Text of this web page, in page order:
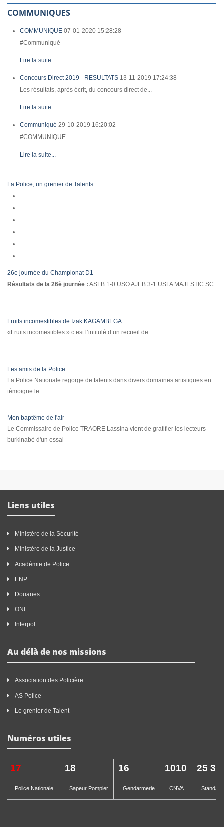
COMMUNIQUES
COMMUNIQUE 07-01-2020 15:28:28
#Communiqué
Lire la suite...
Concours Direct 2019 - RESULTATS 13-11-2019 17:24:38
Les résultats, après écrit, du concours direct de...
Lire la suite...
Communiqué 29-10-2019 16:20:02
#COMMUNIQUE
Lire la suite...
La Police, un grenier de Talents
26e journée du Championat D1
Résultats de la 26è journée : ASFB 1-0 USO AJEB 3-1 USFA MAJESTIC SC
Fruits incomestibles de Izak KAGAMBEGA
«Fruits incomestibles » c’est l’intitulé d’un recueil de
Les amis de la Police
La Police Nationale regorge de talents dans divers domaines artistiques en
témoigne le
Mon baptême de l'air
Le Commissaire de Police TRAORE Lassina vient de gratifier les lecteurs
burkinabè d'un essai
Liens utiles
Ministère de la Sécurité
Ministère de la Justice
Académie de Police
ENP
Douanes
ONI
Interpol
Au délà de nos missions
Association des Policière
AS Police
Le grenier de Talent
Numéros utiles
17
Police Nationale
18
Sapeur Pompier
16
Gendarmerie
1010
CNVA
25 33